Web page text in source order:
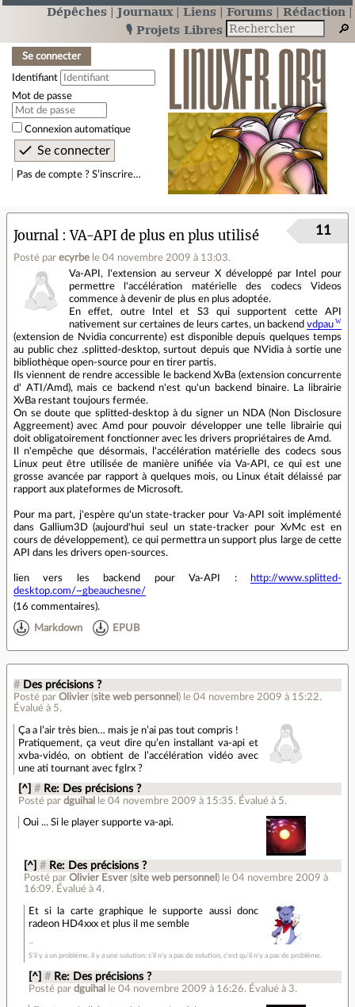
Dépêches Journaux Liens Forums
Rédaction
🎙️ Projets Libres
Se connecter
Identifiant
Mot de passe
Connexion automatique
Pas de compte ? S’inscrire…
Journal VA-API de plus en plus utilisé
Posté par ecyrbe le 04 novembre 2009 à 13:03.
11
Va-API, l'extension au serveur X développé par Intel pour
permettre l'accélération matérielle des codecs Videos
commence à devenir de plus en plus adoptée.
En effet, outre Intel et S3 qui supportent cette API
nativement sur certaines de leurs cartes, un backend vdpau
(extension de Nvidia concurrente) est disponible depuis quelques temps
au public chez .splitted-desktop, surtout depuis que NVidia à sortie une
bibliothèque open-source pour en tirer partis.
Ils viennent de rendre accessible le backend XvBa (extension concurrente
d' ATI/Amd), mais ce backend n'est qu'un backend binaire. La librairie
XvBa restant toujours fermée.
On se doute que splitted-desktop à du signer un NDA (Non Disclosure
Aggreement) avec Amd pour pouvoir développer une telle librairie qui
doit obligatoirement fonctionner avec les drivers propriétaires de Amd.
Il n'empêche que désormais, l'accélération matérielle des codecs sous
Linux peut être utilisée de manière unifiée via Va-API, ce qui est une
grosse avancée par rapport à quelques mois, ou Linux était délaissé par
rapport aux plateformes de Microsoft.
Pour ma part, j'espère qu'un state-tracker pour Va-API soit implémenté
dans Gallium3D (aujourd'hui seul un state-tracker pour XvMc est en
cours de développement), ce qui permettra un support plus large de cette
API dans les drivers open-sources.
lien vers les backend pour Va-API :
http://www.splitted-
desktop.com/~gbeauchesne/
(16 commentaires).
Markdown EPUB
# Des précisions ?
Posté par Olivier (site web personnel ) le 04 novembre 2009 à 15:22.
Évalué à 5.
Ça a l’air très bien… mais je n’ai pas tout compris !
Pratiquement, ça veut dire qu’en installant va-api et
xvba-vidéo, on obtient de l’accélération vidéo avec
une ati tournant avec fglrx ?
[^] # Re: Des précisions ?
Posté pardguihal le 04 novembre 2009 à 15:35. Évalué à 5.
Oui ... Si le player supporte va-api.
[^] # Re: Des précisions ?
Posté par Olivier Esver(site web personnel ) le 04 novembre 2009 à
16:09.Évalué à 4.
Et si la carte graphique le supporte aussi donc
radeon HD4xxx et plus il me semble
S'il y a un problème, il y a une solution; s'il n'y a pas de solution, c'est qu'il n'y a pas de problème.
[^] # Re: Des précisions ?
Posté pardguihal le 04 novembre 2009 à 16:26. Évalué à 3.